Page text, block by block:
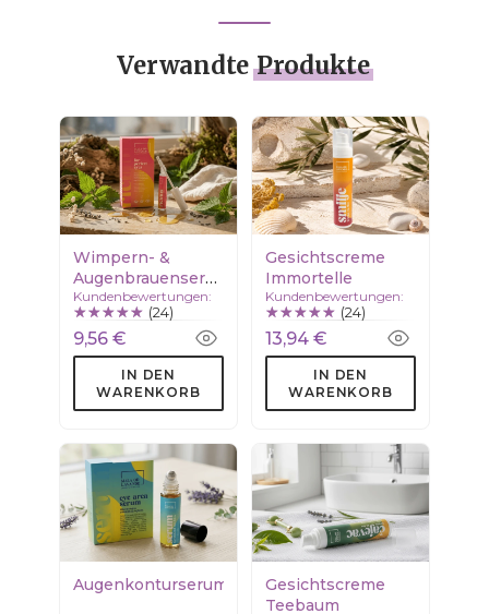
VerwandteProdukte
Wimpern- &
Augenbrauenserum
– natürlicher
Booster
Kundenbewertungen:
(24)
9,56 €
IN DEN
WARENKORB
Gesichtscreme
Immortelle
Kundenbewertungen:
(24)
13,94 €
IN DEN
WARENKORB
Augenkonturserum
Gesichtscreme
Teebaum